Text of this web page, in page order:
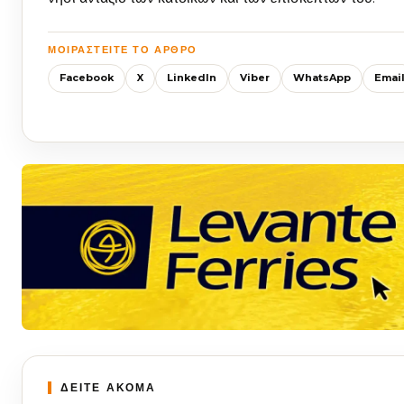
ΜΟΙΡΑΣΤΕΊΤΕ ΤΟ ΆΡΘΡΟ
Facebook X LinkedIn Viber WhatsApp Email
ΔΕΙΤΕ ΑΚΟΜΑ